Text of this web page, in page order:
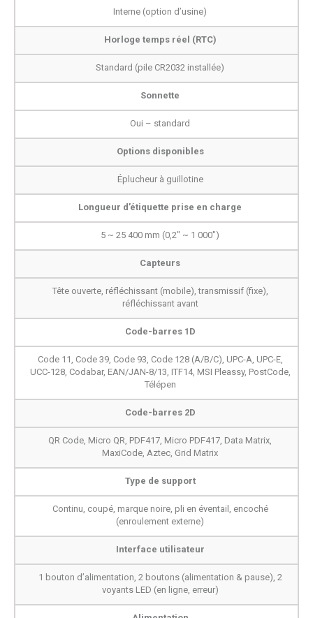
Interne (option d’usine)
Horloge temps réel (RTC)
Standard (pile CR2032 installée)
Sonnette
Oui – standard
Options disponibles
Éplucheur à guillotine
Longueur d’étiquette prise en charge
5 ~ 25 400 mm (0,2" ~ 1 000")
Capteurs
Tête ouverte, réfléchissant (mobile), transmissif (fixe),
réfléchissant avant
Code-barres 1D
Code 11, Code 39, Code 93, Code 128 (A/B/C), UPC-A, UPC-E,
UCC-128, Codabar, EAN/JAN-8/13, ITF14, MSI Pleassy, PostCode,
Télépen
Code-barres 2D
QR Code, Micro QR, PDF417, Micro PDF417, Data Matrix,
MaxiCode, Aztec, Grid Matrix
Type de support
Continu, coupé, marque noire, pli en éventail, encoché
(enroulement externe)
Interface utilisateur
1 bouton d’alimentation, 2 boutons (alimentation & pause), 2
voyants LED (en ligne, erreur)